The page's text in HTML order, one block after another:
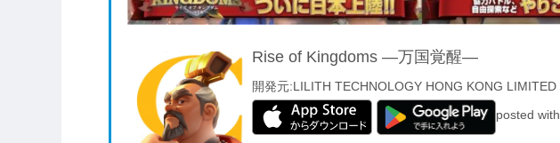
Rise of Kingdoms ―万国覚醒―
開発元:LILITH TECHNOLOGY HONG KONG LIMITED
posted with